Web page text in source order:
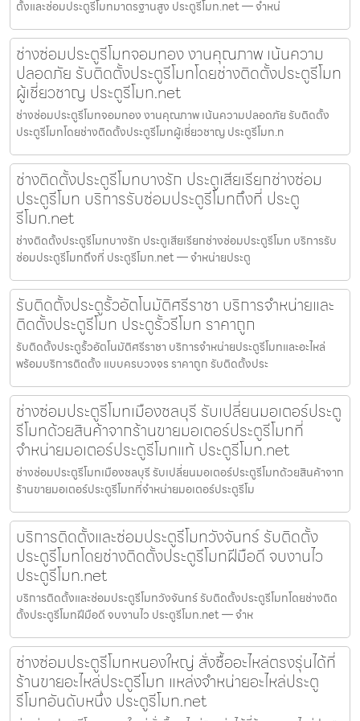
ตั้งและซ่อมประตูรีโมทมาตรฐานสูง ประตูรีโมท.net — จำหน่
ช่างซ่อมประตูรีโมทจอมทอง งานคุณภาพ เน้นความ
ปลอดภัย รับติดตั้งประตูรีโมทโดยช่างติดตั้งประตูรีโมท
ผู้เชี่ยวชาญ ประตูรีโมท.net
ช่างซ่อมประตูรีโมทจอมทอง งานคุณภาพ เน้นความปลอดภัย รับติดตั้ง
ประตูรีโมทโดยช่างติดตั้งประตูรีโมทผู้เชี่ยวชาญ ประตูรีโมท.n
ช่างติดตั้งประตูรีโมทบางรัก ประตูเสียเรียกช่างซ่อม
ประตูรีโมท บริการรับซ่อมประตูรีโมทถึงที่ ประตู
รีโมท.net
ช่างติดตั้งประตูรีโมทบางรัก ประตูเสียเรียกช่างซ่อมประตูรีโมท บริการรับ
ซ่อมประตูรีโมทถึงที่ ประตูรีโมท.net — จำหน่ายประตู
รับติดตั้งประตูรั้วอัตโนมัติศรีราชา บริการจำหน่ายและ
ติดตั้งประตูรีโมท ประตูรั้วรีโมท ราคาถูก
รับติดตั้งประตูรั้วอัตโนมัติศรีราชา บริการจำหน่ายประตูรีโมทและอะไหล่
พร้อมบริการติดตั้ง แบบครบวงจร ราคาถูก รับติดตั้งประ
ช่างซ่อมประตูรีโมทเมืองชลบุรี รับเปลี่ยนมอเตอร์ประตู
รีโมทด้วยสินค้าจากร้านขายมอเตอร์ประตูรีโมทที่
จำหน่ายมอเตอร์ประตูรีโมทแท้ ประตูรีโมท.net
ช่างซ่อมประตูรีโมทเมืองชลบุรี รับเปลี่ยนมอเตอร์ประตูรีโมทด้วยสินค้าจาก
ร้านขายมอเตอร์ประตูรีโมทที่จำหน่ายมอเตอร์ประตูรีโม
บริการติดตั้งและซ่อมประตูรีโมทวังจันทร์ รับติดตั้ง
ประตูรีโมทโดยช่างติดตั้งประตูรีโมทฝีมือดี จบงานไว
ประตูรีโมท.net
บริการติดตั้งและซ่อมประตูรีโมทวังจันทร์ รับติดตั้งประตูรีโมทโดยช่างติด
ตั้งประตูรีโมทฝีมือดี จบงานไว ประตูรีโมท.net — จำห
ช่างซ่อมประตูรีโมทหนองใหญ่ สั่งซื้ออะไหล่ตรงรุ่นได้ที่
ร้านขายอะไหล่ประตูรีโมท แหล่งจำหน่ายอะไหล่ประตู
รีโมทอันดับหนึ่ง ประตูรีโมท.net